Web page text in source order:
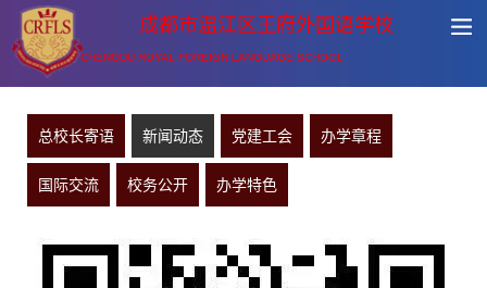
成都市温江区王府外国语学校
CHENGDU ROYAL FOREIGN LANGUAGE SCHOOL
总校长寄语 新闻动态 党建工会 办学章程
国际交流 校务公开 办学特色